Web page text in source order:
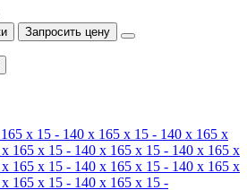
Запросить цену